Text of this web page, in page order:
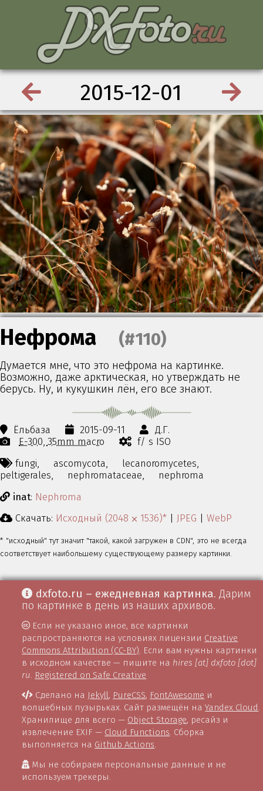
2015-12-01
Нефрома (#110)
Думается мне, что это нефрома на картинке.
Возможно, даже арктическая, но утверждать не
берусь. Ну, и кукушкин лён, его все знают.
Ёльбаза 2015-09-11
Д.Г.
E-300 35mm macro
f/ s ISO
fungi,
ascomycota,
lecanoromycetes,
peltigerales,
nephromataceae,
nephroma
inat: Nephroma
Скачать: Исходный (2048 ⨉ 1536)* JPEG WebP
* "исходный" тут значит "такой, какой загружен в CDN", это не всегда
соответствует наибольшему существующему размеру картинки.
dxfoto.ru – ежедневная картинка. Дарим
по картинке в день из наших архивов.
Если не указано иное, все картинки
распространяются на условиях лицензии Creative
Commons Attribution (CC-BY). Если вам нужны картинки
в исходном качестве — пишите на hires [at] dxfoto [dot]
ru. Registered on Safe Creative
Сделано на Jekyll, PureCSS, FontAwesome и
волшебных пузырьках. Сайт размещён наYandex Cloud.
Хранилище для всего — Object Storage, ресайз и
извлечение EXIF — Cloud Functions. Сборка
выполняется на Github Actions.
Мы не собираем персональные данные и не
используем трекеры.